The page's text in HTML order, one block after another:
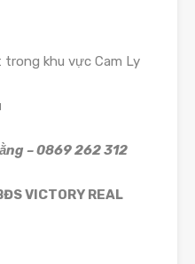
khu vực Cam Ly
– 0869 262 312
VICTORY REAL